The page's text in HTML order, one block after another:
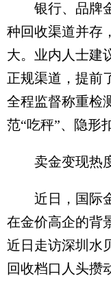
银行、品牌金
种回收渠道并存
大。业内人士建
正规渠道，提前
全程监督称重检
范“吃秤”、隐形
卖金变现热
近日，国际金
在金价高企的背
近日走访深圳水
回收档口人头攒